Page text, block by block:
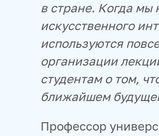
в стране. Когда мы
искусственного
используются
организации
студентам о том,
ближайшем
Профессор